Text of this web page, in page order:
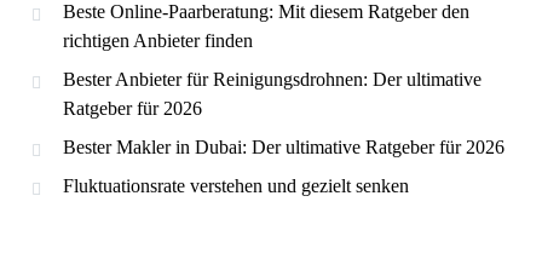
Beste Online-Paarberatung: Mit diesem Ratgeber den
richtigen Anbieter finden
Bester Anbieter für Reinigungsdrohnen: Der ultimative
Ratgeber für 2026
Bester Makler in Dubai: Der ultimative Ratgeber für 2026
Fluktuationsrate verstehen und gezielt senken